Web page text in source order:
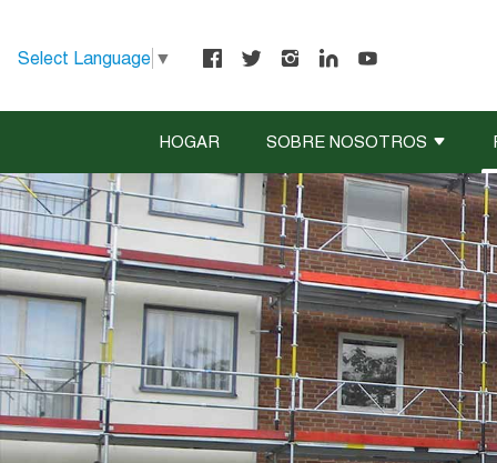
Select Language ▼
HOGAR SOBRE NOSOTROS